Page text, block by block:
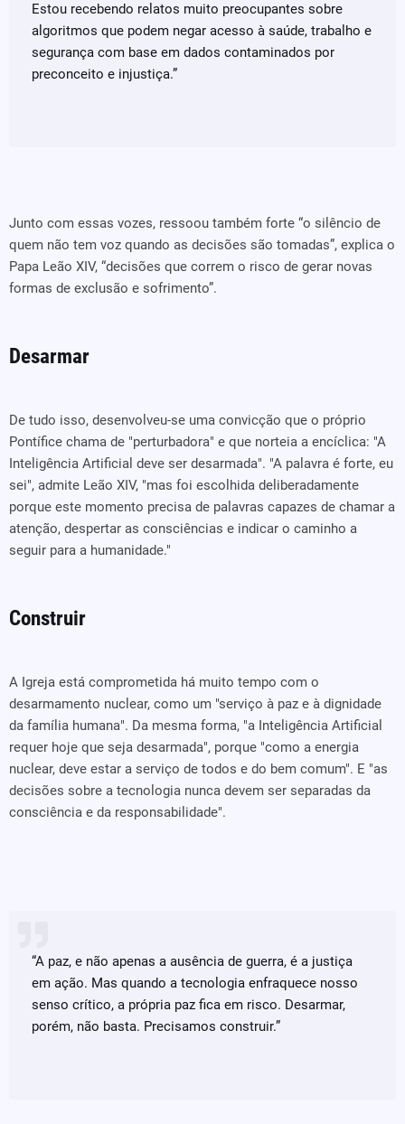
Estou recebendo relatos muito preocupantes sobre
algoritmos que podem negar acesso à saúde, trabalho e
segurança com base em dados contaminados por
preconceito e injustiça.”
Junto com essas vozes, ressoou também forte “o silêncio de
quem não tem voz quando as decisões são tomadas”, explica o
Papa Leão XIV, “decisões que correm o risco de gerar novas
formas de exclusão e sofrimento”.
Desarmar
De tudo isso, desenvolveu-se uma convicção que o próprio
Pontífice chama de "perturbadora" e que norteia a encíclica: "A
Inteligência Artificial deve ser desarmada". "A palavra é forte, eu
sei", admite Leão XIV, "mas foi escolhida deliberadamente
porque este momento precisa de palavras capazes de chamar a
atenção, despertar as consciências e indicar o caminho a
seguir para a humanidade."
Construir
A Igreja está comprometida há muito tempo com o
desarmamento nuclear, como um "serviço à paz e à dignidade
da família humana". Da mesma forma, "a Inteligência Artificial
requer hoje que seja desarmada", porque "como a energia
nuclear, deve estar a serviço de todos e do bem comum". E "as
decisões sobre a tecnologia nunca devem ser separadas da
consciência e da responsabilidade".
“A paz, e não apenas a ausência de guerra, é a justiça
em ação. Mas quando a tecnologia enfraquece nosso
senso crítico, a própria paz fica em risco. Desarmar,
porém, não basta. Precisamos construir.”